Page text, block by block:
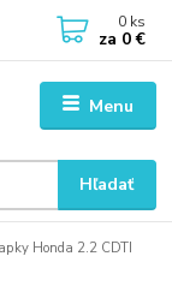
Menu
Hľadať
0 ks
za 0 €
Honda 2.2 CDTI